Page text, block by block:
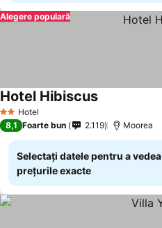
Alegere populară
2 SteleHotel
Hotel Hibiscus
8,1 Foarte bun 2.119 Moorea
Selectați datele pentru a vedea
prețurile exacte